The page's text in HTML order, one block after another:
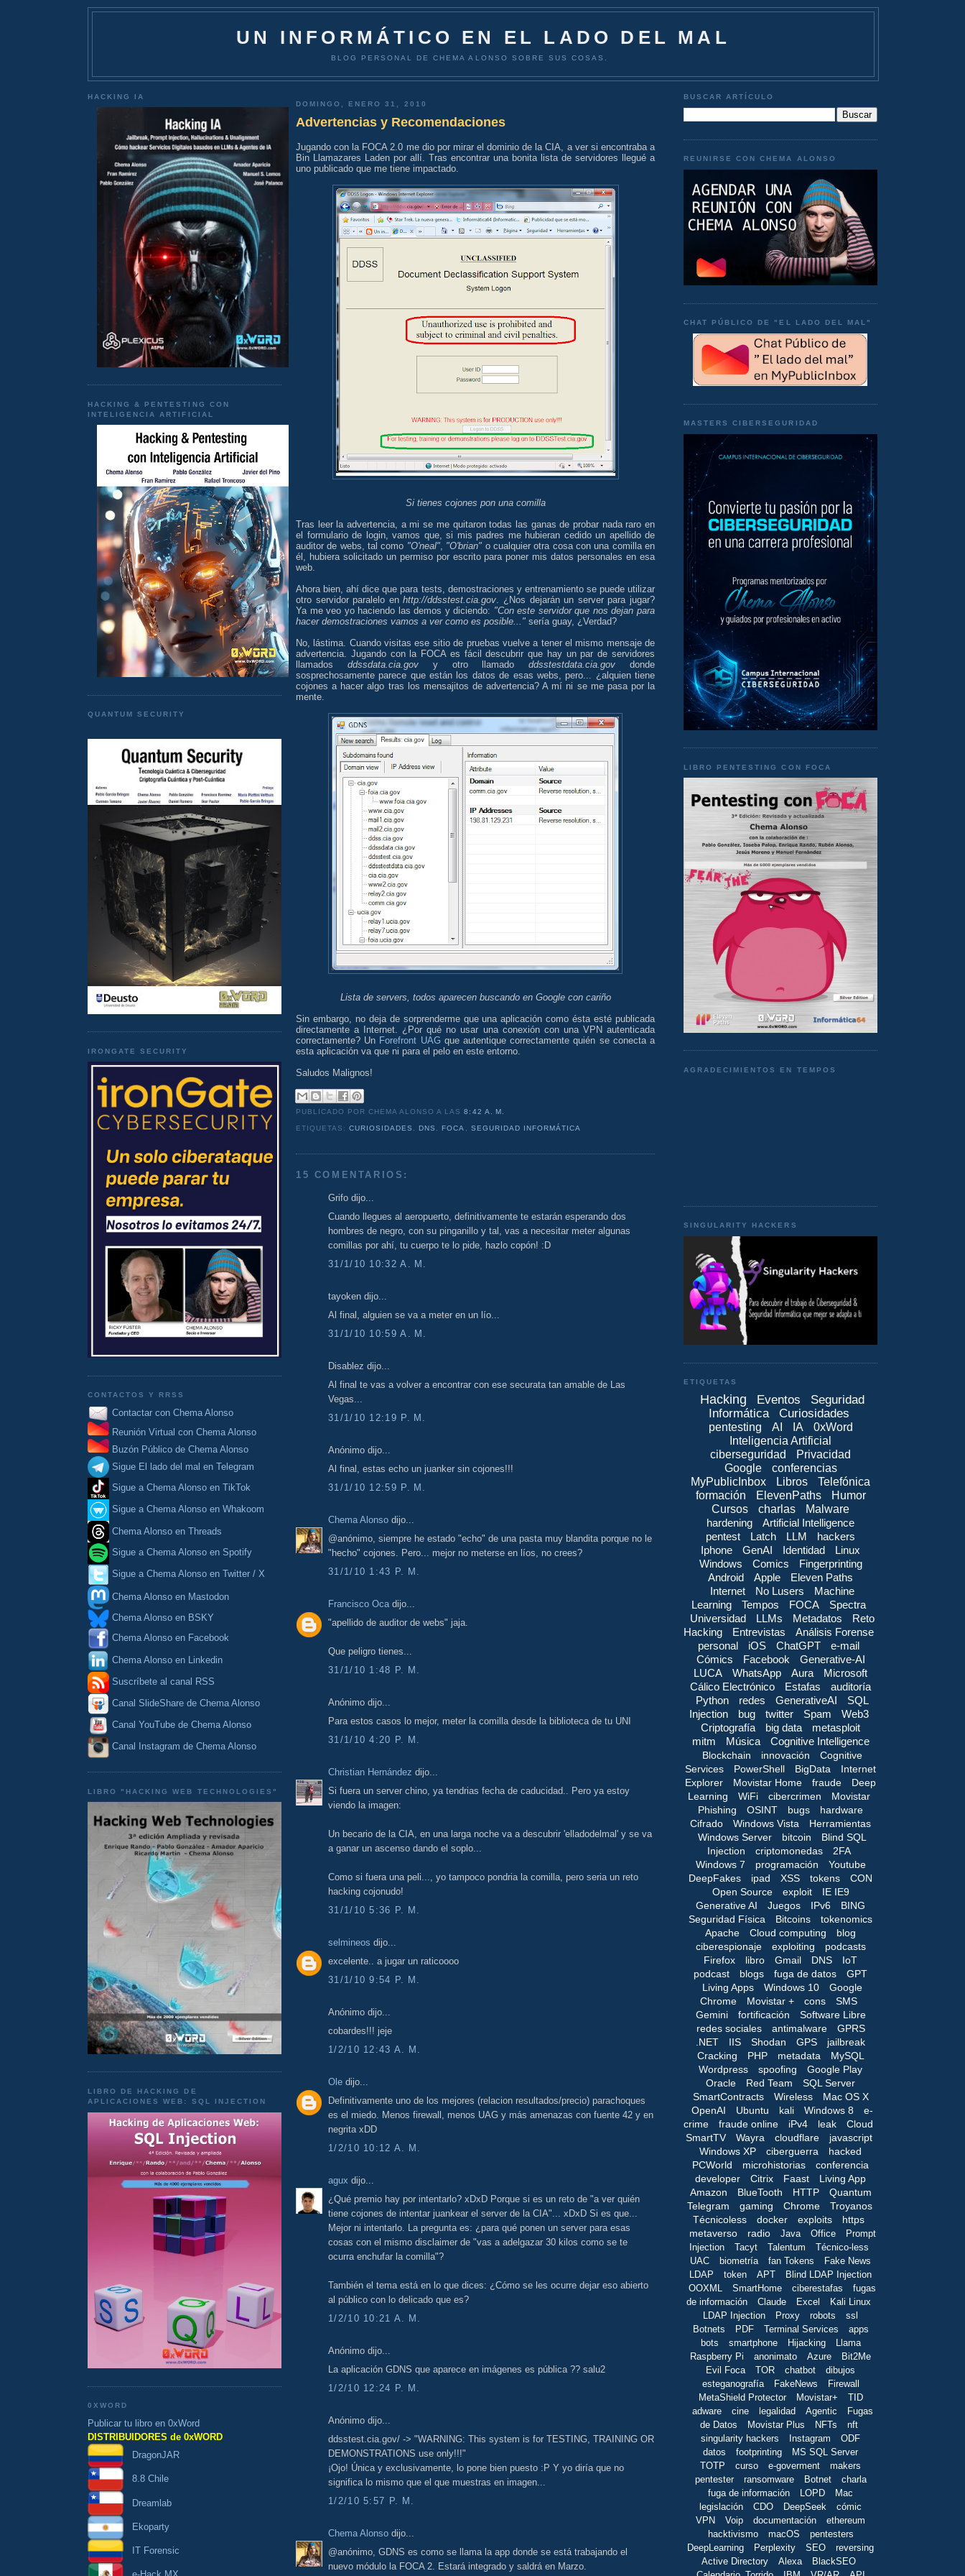
UN INFORMÁTICO EN EL LADO DEL MAL
BLOG PERSONAL DE CHEMA ALONSO SOBRE SUS COSAS.
HACKING IA
HACKING & PENTESTING CON
INTELIGENCIA ARTIFICIAL
QUANTUM SECURITY
IRONGATE SECURITY
CONTACTOS Y RRSS
Contactar con Chema Alonso
Reunión Virtual con Chema Alonso
Buzón Público de Chema Alonso
Sigue El lado del mal en Telegram
Sigue a Chema Alonso en TikTok
Sigue a Chema Alonso en Whakoom
Chema Alonso en Threads
Sigue a Chema Alonso en Spotify
Sigue a Chema Alonso en Twitter / X
Chema Alonso en Mastodon
Chema Alonso en BSKY
Chema Alonso en Facebook
Chema Alonso en Linkedin
Suscríbete al canal RSS
Canal SlideShare de Chema Alonso
Canal YouTube de Chema Alonso
Canal Instagram de Chema Alonso
LIBRO "HACKING WEB TECHNOLOGIES"
LIBRO DE HACKING DE
APLICACIONES WEB: SQL INJECTION
0XWORD
Publicar tu libro en 0xWord
DISTRIBUIDORES de 0xWORD
DragonJAR
8.8 Chile
Dreamlab
Ekoparty
IT Forensic
DOMINGO, ENERO 31, 2010
Advertencias y Recomendaciones
Jugando con la FOCA 2.0 me dio por mirar el dominio de la CIA, a ver si encontraba a
Bin Llamazares Laden por allí. Tras encontrar una bonita lista de servidores llegué a
uno publicado que me tiene impactado.
Si tienes cojones pon una comilla
Tras leer la advertencia, a mi se me quitaron todas las ganas de probar nada raro en
el formulario de login, vamos que, si mis padres me hubieran cedido un apellido de
auditor de webs, tal como "O'neal", "O'brian" o cualquier otra cosa con una comilla en
él, hubiera solicitado un permiso por escrito para poner mis datos personales en esa
web.
Ahora bien, ahí dice que para tests, demostraciones y entrenamiento se puede utilizar
otro servidor paralelo enhttp://ddsstest.cia.gov . ¿Nos dejarán un server para jugar?
Ya me veo yo haciendo las demos y diciendo: "Con este servidor que nos dejan para
hacer demostraciones vamos a ver como es posible..." sería guay, ¿Verdad?
No, lástima. Cuando visitas ese sitio de pruebas vuelve a tener el mismo mensaje de
advertencia. Jugando con la FOCA es fácil descubrir que hay un par de servidores
llamados ddssdata.cia.govy otro llamadoddsstestdata.cia.gov donde
sosprechosamente parece que están los datos de esas webs, pero... ¿alquien tiene
cojones a hacer algo tras los mensajitos de advertencia? A mí ni se me pasa por la
mente.
Lista de servers, todos aparecen buscando en Google con cariño
Sin embargo, no deja de sorprenderme que una aplicación como ésta esté publicada
directamente a Internet. ¿Por qué no usar una conexión con una VPN autenticada
correctamente? Un Forefront UAG que autentique correctamente quién se conecta a
esta aplicación va que ni para el pelo en este entorno.
Saludos Malignos!
PUBLICADO POR CHEMA ALONSOA LAS8:42 A. M.
ETIQUETAS:CURIOSIDADES , DNS , FOCA , SEGURIDAD INFORMÁTICA
15 COMENTARIOS:
Grifo dijo...
Cuando llegues al aeropuerto, definitivamente te estarán esperando dos
hombres de negro, con su pinganillo y tal, vas a necesitar meter algunas
comillas por ahí, tu cuerpo te lo pide, hazlo copón! :D
31/1/10 10:32 A. M.
tayoken dijo...
Al final, alguien se va a meter en un lío...
31/1/10 10:59 A. M.
Disablez dijo...
Al final te vas a volver a encontrar con ese securata tan amable de Las
Vegas...
31/1/10 12:19 P. M.
Anónimo dijo...
Al final, estas echo un juanker sin cojones!!!
31/1/10 12:59 P. M.
Chema Alonso dijo...
@anónimo, siempre he estado "echo" de una pasta muy blandita porque no le
"hecho" cojones. Pero... mejor no meterse en líos, no crees?
31/1/10 1:43 P. M.
Francisco Oca dijo...
"apellido de auditor de webs" jaja.
Que peligro tienes...
31/1/10 1:48 P. M.
Anónimo dijo...
Para estos casos lo mejor, meter la comilla desde la biblioteca de tu UNI
31/1/10 4:20 P. M.
Christian Hernández dijo...
Si fuera un server chino, ya tendrias fecha de caducidad.. Pero ya estoy
viendo la imagen:
Un becario de la CIA, en una larga noche va a descubrir 'elladodelmal' y se va
a ganar un ascenso dando el soplo...
Como si fuera una peli..., yo tampoco pondria la comilla, pero seria un reto
hacking cojonudo!
31/1/10 5:36 P. M.
selmineos dijo...
excelente.. a jugar un raticoooo
31/1/10 9:54 P. M.
Anónimo dijo...
cobardes!!! jeje
1/2/10 12:43 A. M.
Ole dijo...
Definitivamente uno de los mejores (relacion resultados/precio) parachoques
es el miedo. Menos firewall, menos UAG y más amenazas con fuente 42 y en
negrita xDD
1/2/10 10:12 A. M.
agux dijo...
¿Qué premio hay por intentarlo? xDxD Porque si es un reto de "a ver quién
tiene cojones de intentar juankear el server de la CIA"... xDxD Si es que...
Mejor ni intentarlo. La pregunta es: ¿para qué ponen un server para esas
cosas con el mismo disclaimer de "vas a adelgazar 30 kilos como se te
ocurra enchufar la comilla"?
También el tema está en lo que dices: ¿Cómo se les ocurre dejar eso abierto
al público con lo delicado que es?
1/2/10 10:21 A. M.
Anónimo dijo...
La aplicación GDNS que aparece en imágenes es pública ?? salu2
1/2/10 12:24 P. M.
Anónimo dijo...
ddsstest.cia.gov/ -> "WARNING: This system is for TESTING, TRAINING OR
DEMONSTRATIONS use only!!!"
¡Ojo! Única y exclusivamente, lo pone bien puesto :P Y yo diría que no
significa lo mismo que el que muestras en imagen...
1/2/10 5:57 P. M.
Chema Alonso dijo...
@anónimo, GDNS es como se llama la app donde se está trabajando el
nuevo módulo la FOCA 2. Estará integrado y saldrá en Marzo.
BUSCAR ARTÍCULO
REUNIRSE CON CHEMA ALONSO
CHAT PÚBLICO DE "EL LADO DEL MAL"
MASTERS CIBERSEGURIDAD
LIBRO PENTESTING CON FOCA
AGRADECIMIENTOS EN TEMPOS
SINGULARITY HACKERS
ETIQUETAS
Hacking Eventos
Seguridad
Informática
Curiosidades
pentesting AI IA
0xWord
Inteligencia Artificial
ciberseguridad
Privacidad
Google
conferencias
MyPublicInbox
Libros
Telefónica
formación
ElevenPaths
Humor
Cursos
charlas
Malware
hardening
Artificial Intelligence
pentest
Latch LLM
hackers
Iphone
GenAI Identidad
Linux
Windows
Comics
Fingerprinting
Android
Apple
Eleven Paths
Internet
No Lusers
Machine
Learning
Tempos FOCA
Spectra
Universidad
LLMs Metadatos
Reto
Hacking
Entrevistas
Análisis Forense
personal
iOS ChatGPT
e-mail
Cómics
Facebook
Generative-AI
LUCA
WhatsApp Aura
Microsoft
Cálico Electrónico
Estafas
auditoría
Python
redes GenerativeAI
SQL
Injection
bug twitter Spam
Web3
Criptografía
big data
metasploit
mitm
Música Cognitive Intelligence
Blockchain innovación
Cognitive
Services
PowerShell BigData
Internet
Explorer
Movistar Home fraude
Deep
Learning
WiFi cibercrimen
Movistar
Phishing
OSINT bugs
hardware
Cifrado
Windows Vista
Herramientas
Windows Server
bitcoin
Blind SQL
Injection
criptomonedas
2FA
Windows 7
programación
Youtube
DeepFakes
ipad XSS tokens
CON
Open Source
exploit
IE IE9
Generative AI
Juegos IPv6
BING
Seguridad Física
Bitcoins
tokenomics
Apache
Cloud computing
blog
ciberespionaje
exploiting
podcasts
Firefox
libro Gmail DNS
IoT
podcast
blogs fuga de datos
GPT
Living Apps
Windows 10
Google
Chrome
Movistar + cons
SMS
Gemini
fortificación
Software Libre
redes sociales
antimalware
GPRS
.NET
IIS Shodan GPS
jailbreak
Cracking
PHP metadata
MySQL
Wordpress
spoofing
Google Play
Oracle
Red Team
SQL Server
SmartContracts
Wireless
Mac OS X
OpenAI
Ubuntu kali Windows 8
e-
crime
fraude online iPv4 leak
Cloud
SmartTV
Wayra cloudflare
javascript
Windows XP
ciberguerra
hacked
PCWorld
microhistorias
conferencia
developer
Citrix Faast
Living App
Amazon
BlueTooth HTTP
Quantum
Telegram
gaming Chrome
Troyanos
Técnicoless
docker exploits
https
metaverso
radio Java Office
Prompt
Injection
Tacyt Talentum
Técnico-less
UAC
biometría fan Tokens
Fake News
LDAP
token APT
Blind LDAP Injection
OOXML
SmartHome ciberestafas
fugas
de información
Claude Excel
Kali Linux
LDAP Injection
Proxy robots
ssl
Botnets
PDF Terminal Services
apps
bots
smartphone Hijacking
Llama
Raspberry Pi
anonimato Azure
Bit2Me
Evil Foca
TOR chatbot
dibujos
esteganografía
FakeNews
Firewall
MetaShield Protector
Movistar+
TID
adware
cine legalidad Agentic
Fugas
de Datos
Movistar Plus NFTs
nft
singularity hackers
Instagram
ODF
datos
footprinting
MS SQL Server
TOTP
curso e-goverment
makers
pentester
ransomware Botnet
charla
fuga de información
LOPD
Mac
legislación
CDO DeepSeek
cómic
VPN
Voip documentación
ethereum
hacktivismo
macOS
pentesters
DeepLearning
Perplexity SEO
reversing
Active Directory
Alexa
BlackSEO